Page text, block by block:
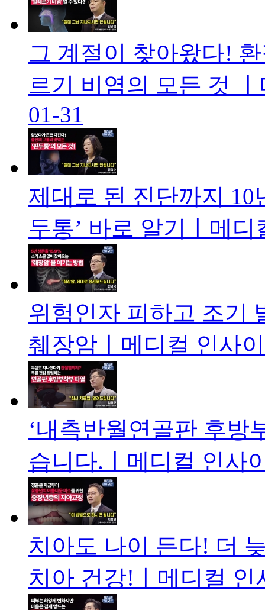
그 계절이 찾아왔다!
르기 비염의 모든 것
01-31
제대로 된 진단까지 10
두통’ 바로 알기ㅣ메
위험인자 피하고 조기
췌장암ㅣ메디컬 인사
‘내측반월연골판 후방
습니다.ㅣ메디컬 인사
치아도 나이 든다! 더
치아 건강!ㅣ메디컬 인